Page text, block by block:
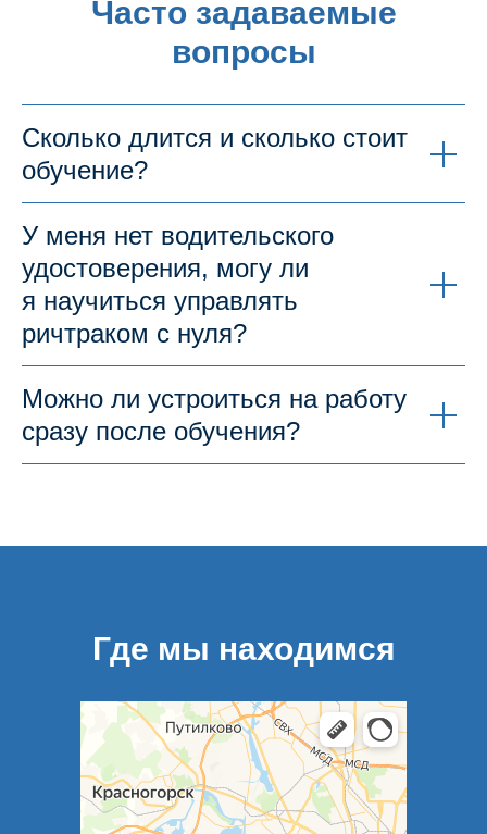
Часто задаваемые
вопросы
Сколько длится и сколько стоит
обучение?
У меня нет водительского
удостоверения, могу ли
я научиться управлять
ричтраком с нуля?
Можно ли устроиться на работу
сразу после обучения?
Где мы находимся